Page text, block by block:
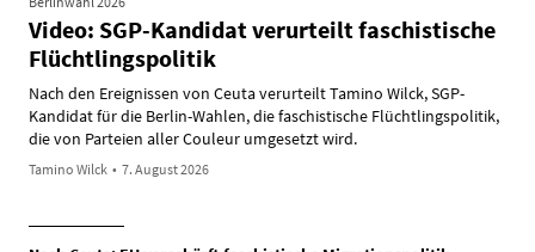
Video: SGP-Kandidat verurteilt faschistische
Flüchtlingspolitik
Nach den Ereignissen von Ceuta verurteilt Tamino Wilck, SGP-
Kandidat für die Berlin-Wahlen, die faschistische Flüchtlingspolitik,
die von Parteien aller Couleur umgesetzt wird.
Tamino Wilck • 7. August 2026